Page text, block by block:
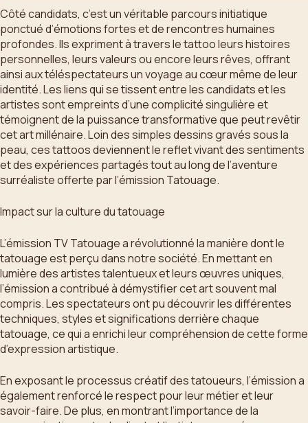
Côté candidats, c’est un véritable parcours initiatique
ponctué d’émotions fortes et de rencontres humaines
profondes. Ils expriment à travers le tattoo leurs histoires
personnelles, leurs valeurs ou encore leurs rêves, offrant
ainsi aux téléspectateurs un voyage au cœur même de leur
identité. Les liens qui se tissent entre les candidats et les
artistes sont empreints d’une complicité singulière et
témoignent de la puissance transformative que peut revêtir
cet art millénaire. Loin des simples dessins gravés sous la
peau, ces tattoos deviennent le reflet vivant des sentiments
et des expériences partagés tout au long de l’aventure
surréaliste offerte par l’émission Tatouage.
Impact sur la culture du tatouage
L’émission TV Tatouage a révolutionné la manière dont le
tatouage est perçu dans notre société. En mettant en
lumière des artistes talentueux et leurs œuvres uniques,
l’émission a contribué à démystifier cet art souvent mal
compris. Les spectateurs ont pu découvrir les différentes
techniques, styles et significations derrière chaque
tatouage, ce qui a enrichi leur compréhension de cette forme
d’expression artistique.
En exposant le processus créatif des tatoueurs, l’émission a
également renforcé le respect pour leur métier et leur
savoir-faire. De plus, en montrant l’importance de la